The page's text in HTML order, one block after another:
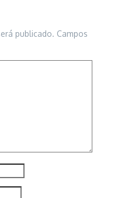
publicado. Campos